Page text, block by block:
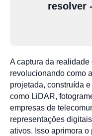
resolver -
A captura da
revolucionando como
projetada, construída
como LiDAR,
empresas de
representações
ativos. Isso aprimora